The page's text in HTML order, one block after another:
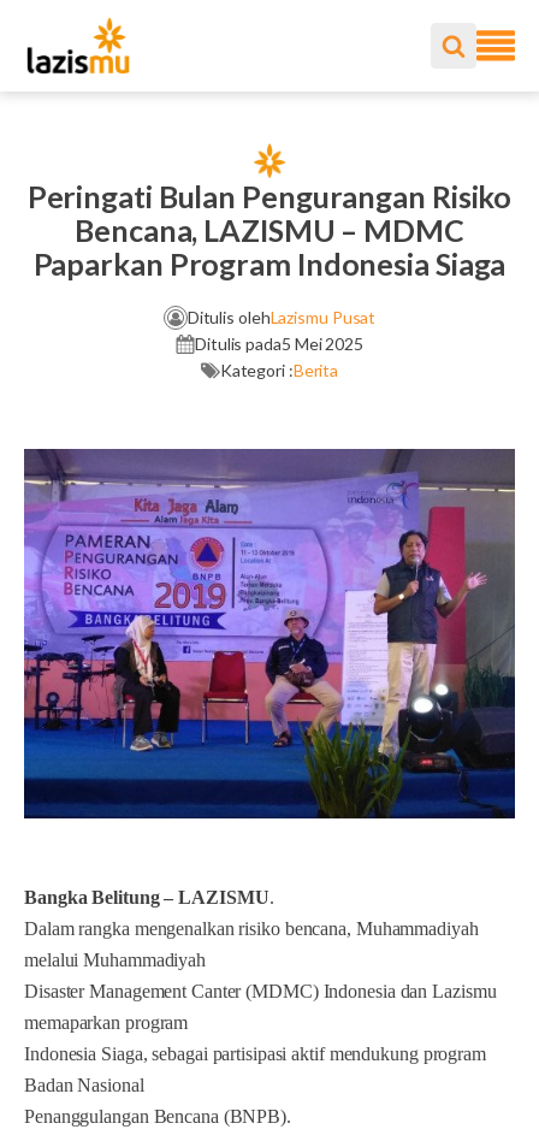
Peringati Bulan Pengurangan Risiko
Bencana, LAZISMU – MDMC
Paparkan Program Indonesia Siaga
Ditulis olehLazismu Pusat
Ditulis pada5 Mei 2025
Kategori :Berita
Bangka Belitung – LAZISMU.
Dalam rangka mengenalkan risiko bencana, Muhammadiyah
melalui Muhammadiyah
Disaster Management Canter (MDMC) Indonesia dan Lazismu
memaparkan program
Indonesia Siaga, sebagai partisipasi aktif mendukung program
Badan Nasional
Penanggulangan Bencana (BNPB).